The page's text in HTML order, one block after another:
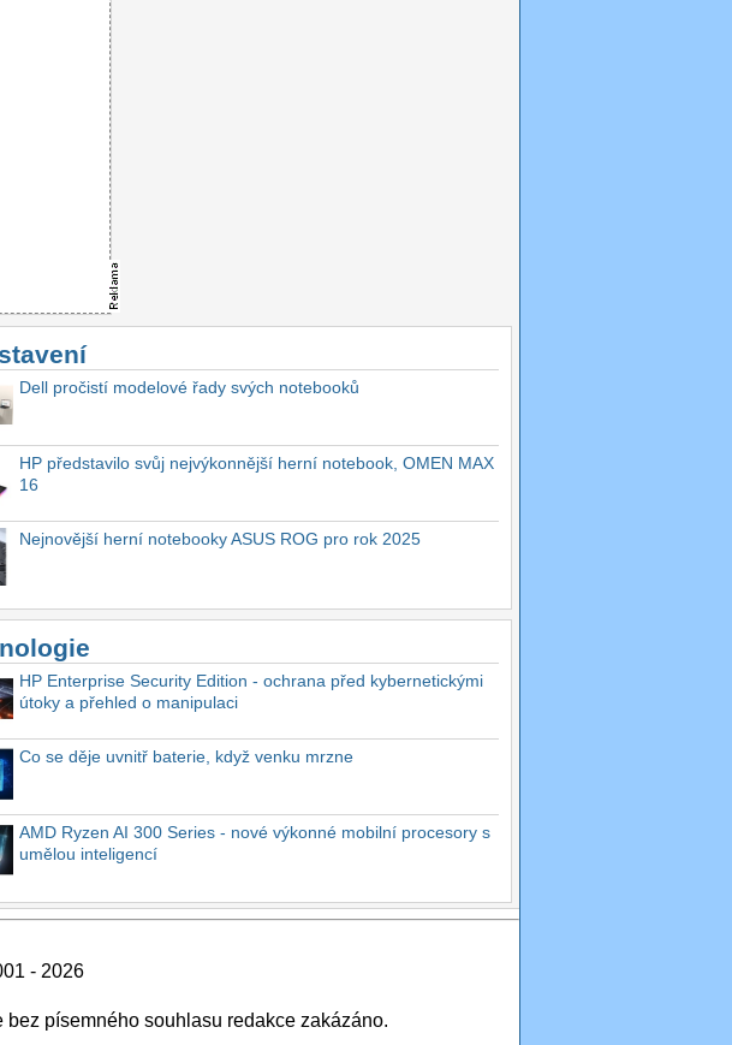
Dell pročistí modelové řady svých notebooků
HP představilo svůj nejvýkonnější herní notebook, OMEN MAX
16
Nejnovější herní notebooky ASUS ROG pro rok 2025
HP Enterprise Security Edition - ochrana před kybernetickými
útoky a přehled o manipulaci
Co se děje uvnitř baterie, když venku mrzne
AMD Ryzen AI 300 Series - nové výkonné mobilní procesory s
umělou inteligencí
- 2026
písemného souhlasu redakce zakázáno.